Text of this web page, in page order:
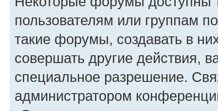
пользователям или группам
такие форумы, создавать в
совершать другие действия,
специальное разрешение.
администратором